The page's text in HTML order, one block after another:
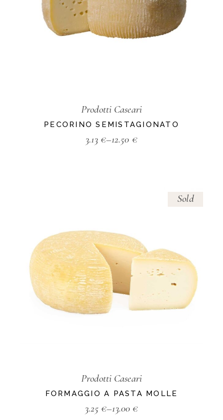
Prodotti Caseari
PECORINO SEMISTAGIONATO
3.13 €–12.50 €
Sold
Prodotti Caseari
FORMAGGIO A PASTA MOLLE
3.25 €–13.00 €